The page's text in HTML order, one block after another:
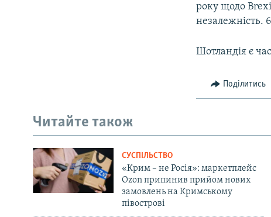
року щодо
незалежність.
Шотландія є
Поділитись
Читайте також
СУСПІЛЬСТВО
«Крим – не Росія»: маркетплейс
Ozon припинив прийом нових
замовлень на Кримському
півострові